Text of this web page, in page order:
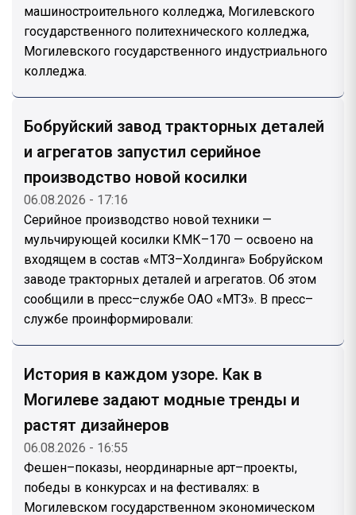
машиностроительного колледжа, Могилевского
государственного политехнического колледжа,
Могилевского государственного индустриального
колледжа.
Бобруйский завод тракторных деталей
и агрегатов запустил серийное
производство новой косилки
06.08.2026 - 17:16
Серийное производство новой техники —
мульчирующей косилки КМК–170 — освоено на
входящем в состав «МТЗ–Холдинга» Бобруйском
заводе тракторных деталей и агрегатов. Об этом
сообщили в пресс–службе ОАО «МТЗ». В пресс–
службе проинформировали:
История в каждом узоре. Как в
Могилеве задают модные тренды и
растят дизайнеров
06.08.2026 - 16:55
Фешен–показы, неординарные арт–проекты,
победы в конкурсах и на фестивалях: в
Могилевском государственном экономическом